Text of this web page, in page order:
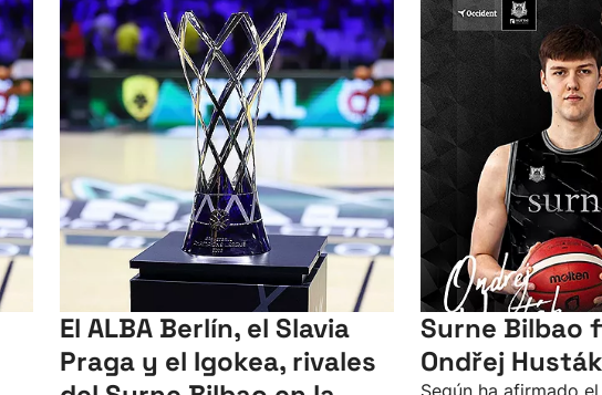
El ALBA Berlín, el Slavia
Praga y el Igokea, rivales
Surne Bilbao
Ondřej
Según ha afirmado